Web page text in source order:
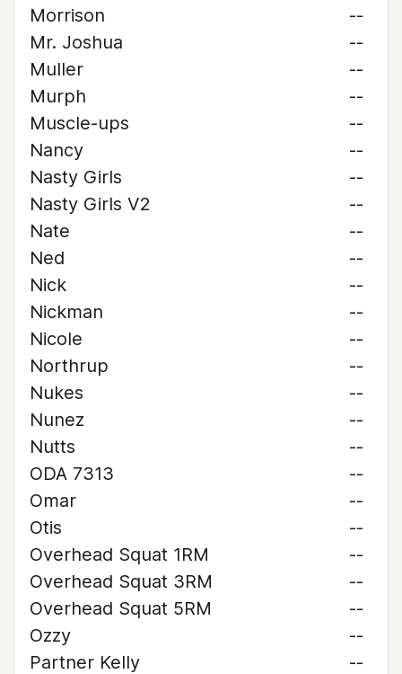
Morrison
--
Mr. Joshua
--
Muller
--
Murph
--
Muscle-ups
--
Nancy
--
Nasty Girls
--
Nasty Girls V2
--
Nate
--
Ned
--
Nick
--
Nickman
--
Nicole
--
Northrup
--
Nukes
--
Nunez
--
Nutts
--
ODA 7313
--
Omar
--
Otis
--
Overhead Squat 1RM
--
Overhead Squat 3RM
--
Overhead Squat 5RM
--
Ozzy
--
Partner Kelly
--